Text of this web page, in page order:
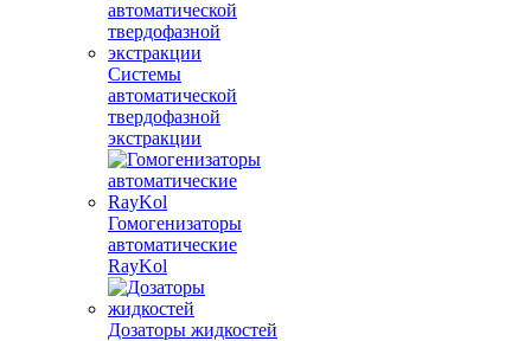
Системы
автоматической
твердофазной
экстракции
Гомогенизаторы
автоматические
RayKol
Дозаторы жидкостей